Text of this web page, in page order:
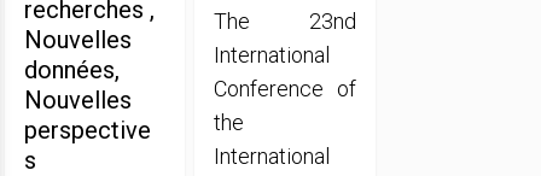
recherches ,
Nouvelles
données,
Nouvelles
perspective
s
The 23nd
International
Conference of
the
International